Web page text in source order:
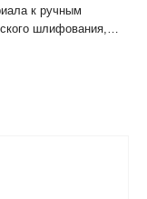
к ручным
шлифования,
древесины,
значительно